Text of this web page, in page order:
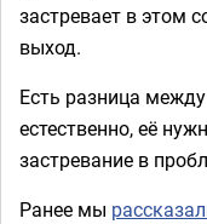
застревает в этом
выход.
Есть разница
естественно, её
застревание в
Ранее мы